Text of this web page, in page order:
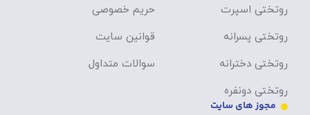
روتختی اسپرت
روتختی پسرانه
روتختی دخترانه
روتختی دونفره
حریم خصوصی
قوانین سایت
سوالات متداول
مجوز های سایت